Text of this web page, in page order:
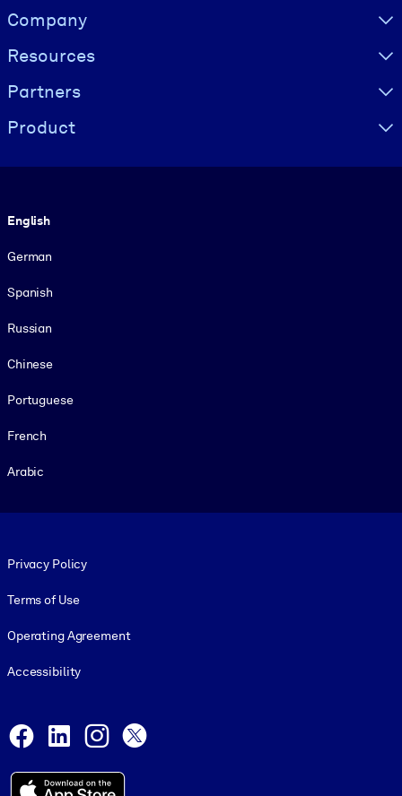
Visually hidden Text
Company
Resources
Partners
Product
English
German
Spanish
Russian
Chinese
Portuguese
French
Arabic
Privacy Policy
Terms of Use
Operating Agreement
Accessibility
Facebook
LinkedInInstagram